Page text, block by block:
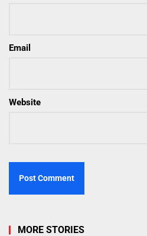
Email
Website
MORE STORIES